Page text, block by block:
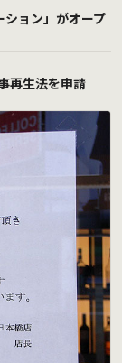
ション」がオープ
再生法を申請